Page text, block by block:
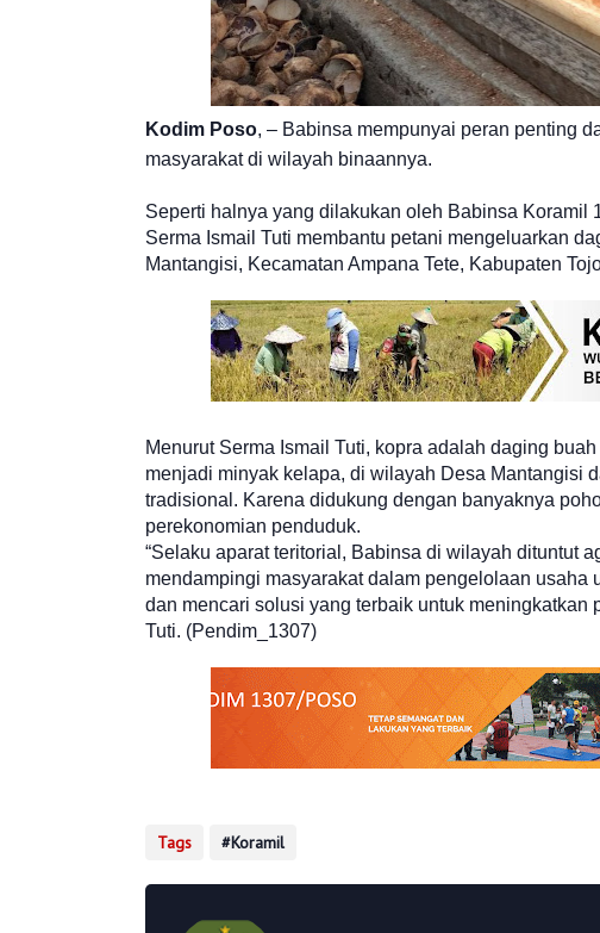
Kodim Poso, – Babinsa mempunyai peran penting
masyarakat di wilayah binaannya.
Seperti halnya yang dilakukan oleh Babinsa Koramil
Serma Ismail Tuti membantu petani mengeluarkan
Mantangisi, Kecamatan Ampana Tete, Kabupaten
Menurut Serma Ismail Tuti, kopra adalah daging
menjadi minyak kelapa, di wilayah Desa Mantangisi
tradisional. Karena didukung dengan banyaknya
perekonomian penduduk.
“Selaku aparat teritorial, Babinsa di wilayah dituntut
mendampingi masyarakat dalam pengelolaan
dan mencari solusi yang terbaik untuk meningkatkan
Tuti. (Pendim_1307)
Tags Koramil